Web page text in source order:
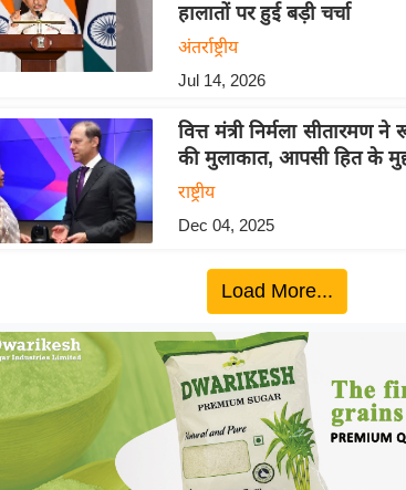
हालातों पर हुई बड़ी चर्चा
अंतर्राष्ट्रीय
Jul 14, 2026
वित्त मंत्री निर्मला सीतारमण
की मुलाकात, आपसी हित के
राष्ट्रीय
Dec 04, 2025
Load More...